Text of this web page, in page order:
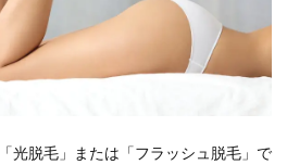
光脱毛」または「フラッシュ脱毛」で